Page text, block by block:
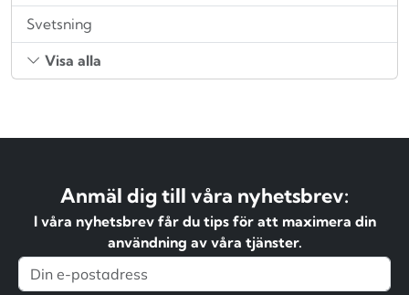
Svetsning
Visa alla
Anmäl dig till våra nyhetsbrev:
I våra nyhetsbrev får du tips för att maximera din
användning av våra tjänster.